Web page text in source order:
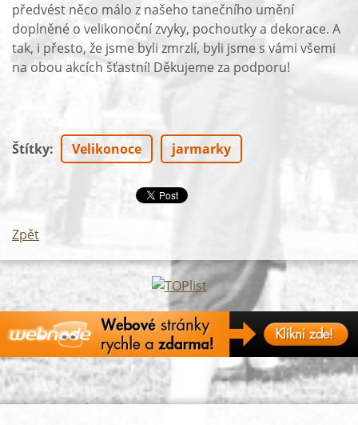
předvést něco málo z našeho tanečního umění
doplněné o velikonoční zvyky, pochoutky a dekorace. A
tak, i přesto, že jsme byli zmrzlí, byli jsme s vámi všemi
na obou akcích šťastní! Děkujeme za podporu!
Štítky: Velikonoce jarmarky
Zpět